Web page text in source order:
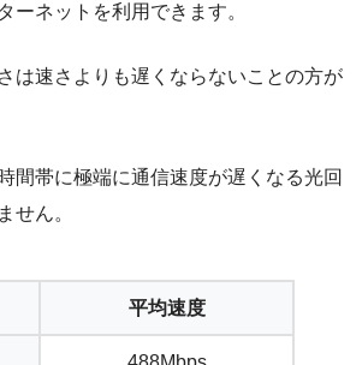
ーネットを利用できます。
は速さよりも遅くならないことの方が
間帯に極端に通信速度が遅くなる光回
せん。
平均速度